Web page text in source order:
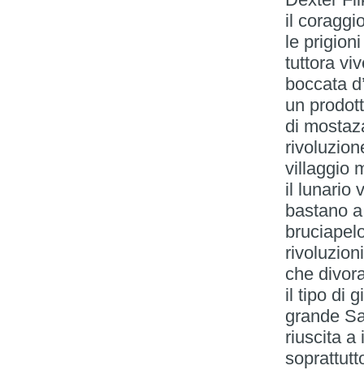
il
le
tuttora
boccata
un
di
villaggio
il lunario
bastano
che
il tipo di
grande
riuscita a